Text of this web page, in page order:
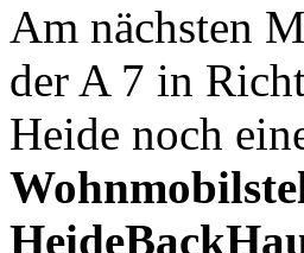
Am nächsten
der A 7 in
Heide noch